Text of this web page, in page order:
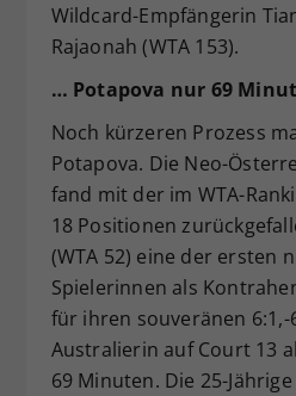
Wildcard-Empfängerin
Rajaonah (WTA 153).
… Potapova nur 69
Noch kürzeren Prozess
Potapova. Die Neo-
fand mit der im WTA-
18 Positionen
(WTA 52) eine der ersten
Spielerinnen als
für ihren souveränen 6:1,-
Australierin auf Court 13
69 Minuten. Die 25-